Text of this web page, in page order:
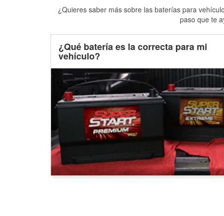
¿Quieres saber más sobre las baterías para
paso que te
¿Qué batería es la correcta para mi
vehículo?